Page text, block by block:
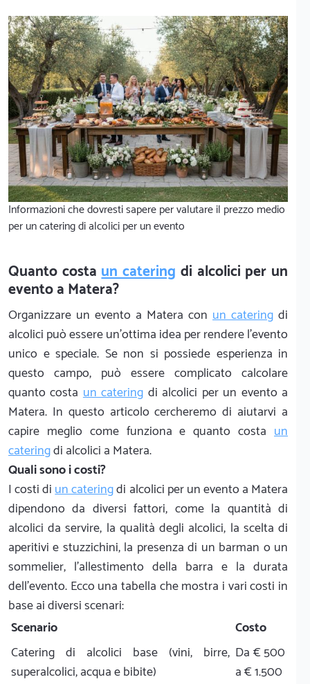
Informazioni che dovresti sapere per valutare il prezzo medio
per un catering di alcolici per un evento
Quanto costaun catering di alcolici per un
evento a Matera?
Organizzare un evento a Matera con un catering di
alcolici può essere un'ottima idea per rendere l'evento
unico e speciale. Se non si possiede esperienza in
questo campo, può essere complicato calcolare
quanto costa un catering di alcolici per un evento a
Matera. In questo articolo cercheremo di aiutarvi a
capire meglio come funziona e quanto costa un
cateringdi alcolici a Matera.
Quali sono i costi?
I costi diun cateringdi alcolici per un evento a Matera
dipendono da diversi fattori, come la quantità di
alcolici da servire, la qualità degli alcolici, la scelta di
aperitivi e stuzzichini, la presenza di un barman o un
sommelier, l'allestimento della barra e la durata
dell'evento. Ecco una tabella che mostra i vari costi in
base ai diversi scenari:
Scenario
Costo
Catering di alcolici base (vini, birre,
superalcolici, acqua e bibite)
Da € 500
a € 1.500